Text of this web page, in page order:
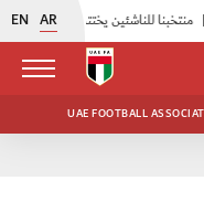
EN AR
UAE FOOTBALL